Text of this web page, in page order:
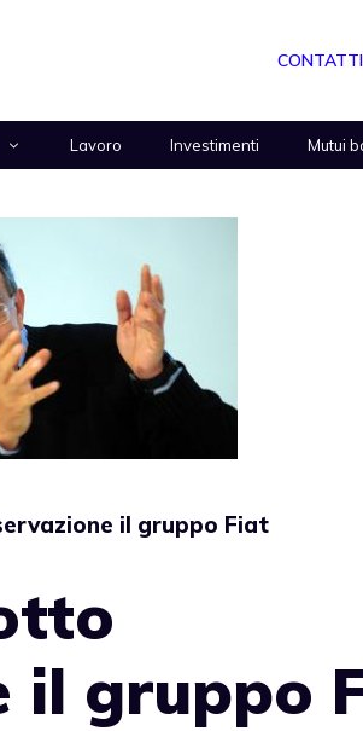
CONTATTI
Lavoro Investimenti Mutui
il gruppo Fiat
il gruppo